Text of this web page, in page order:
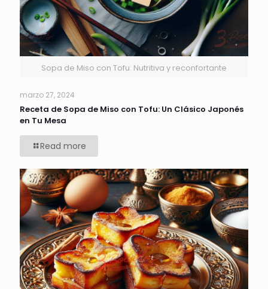
Sopa de Miso con Tofu: Nutritiva y reconfortante
marzo 27, 2024
Receta de Sopa de Miso con Tofu: Un Clásico Japonés
en Tu Mesa
Read more